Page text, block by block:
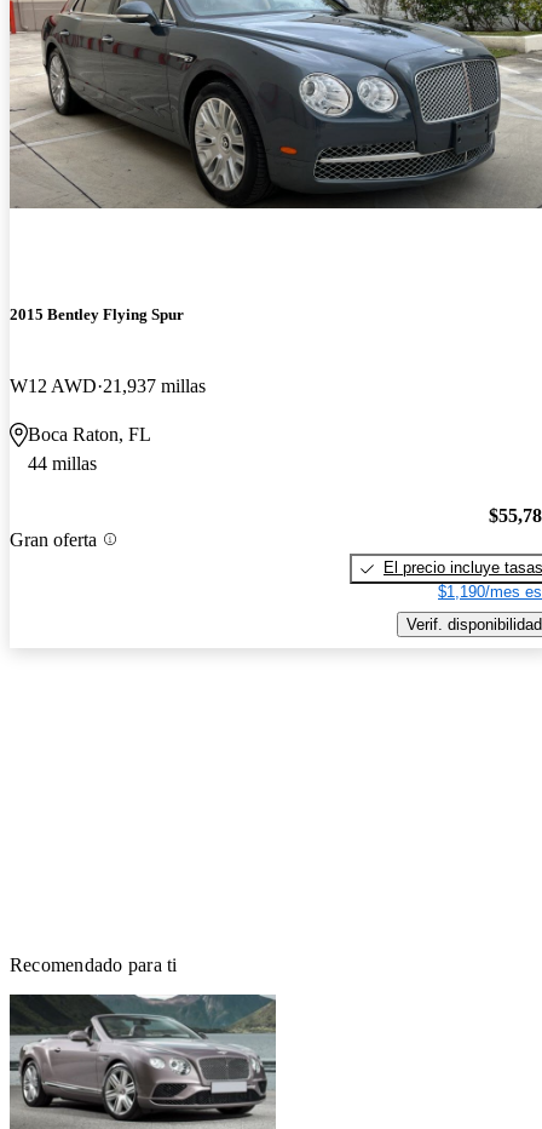
2015 Bentley Flying Spur
W12 AWD 21,937 millas
Boca Raton, FL
44 millas
Gran oferta
El precio incluye tasas
$1,190/mes
Verif. disponibilidad
Recomendado para ti